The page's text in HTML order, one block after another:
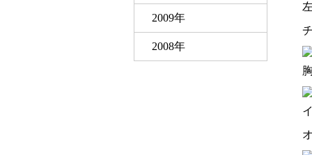
2009年
2008年